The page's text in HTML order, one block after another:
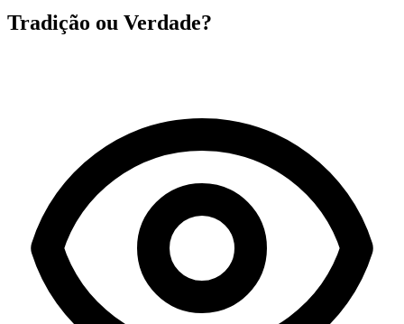
Tradição ou Verdade?